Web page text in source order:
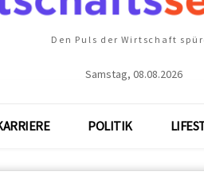
Den Puls der Wirtschaft
Samstag, 08.08.2026
POLITIK